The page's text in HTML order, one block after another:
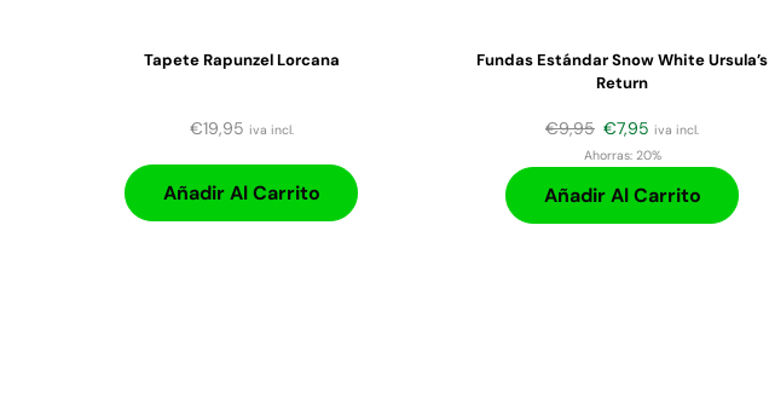
Tapete Rapunzel Lorcana
€19,95 iva incl.
Añadir Al Carrito
Fundas Estándar Snow White Ursula’s
Return
€9,95 €7,95 iva incl.
Ahorras:20%
Añadir Al Carrito